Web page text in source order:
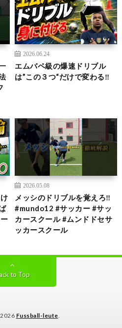
2026.06.24
エムバペ級の爆速ドリブル
は”この３つ“だけで変わる‼︎
2026.05.08
メッシのドリブルを覚えろ‼️
#mundo12 #サッカー #サッ
カースクール #ムンドドセサ
ッカースクール
to Top
Fussball-leute.